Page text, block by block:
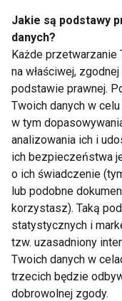
Suple
6 Witamin i
Suplementów,
Nie Należy
Jakie są podstawy
danych?
Każde przetwarzanie
na właściwej,
podstawie prawnej.
Twoich danych w
w tym
analizowania ich i
ich bezpieczeństwa
o ich świadczenie
lub podobne
korzystasz). Taką
statystycznych i
tzw. uzasadniony
Twoich danych w
trzecich będzie
dobrowolnej zgody.